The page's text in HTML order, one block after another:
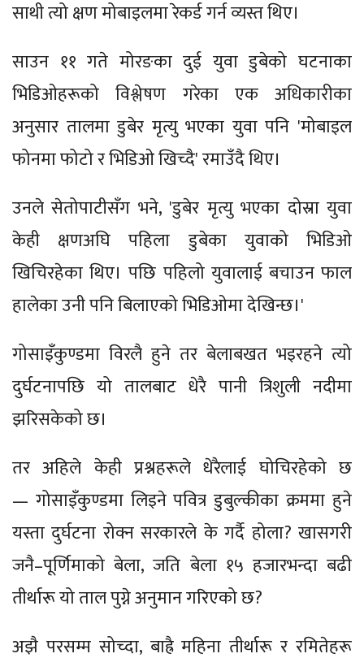
साथी त्यो क्षण मोबाइलमा रेकर्ड गर्न व्यस्त थिए।
साउन ११ गते मोरङका दुई युवा डुबेको घटनाका
भिडिओहरूको विश्लेषण गरेका एक अधिकारीका
अनुसार तालमा डुबेर मृत्यु भएका युवा पनि 'मोबाइल
फोनमा फोटो र भिडिओ खिच्दै' रमाउँदै थिए।
उनले सेतोपाटीसँग भने, 'डुबेर मृत्यु भएका दोस्रा युवा
केही क्षणअघि पहिला डुबेका युवाको भिडिओ
खिचिरहेका थिए। पछि पहिलो युवालाई बचाउन फाल
हालेका उनी पनि बिलाएको भिडिओमा देखिन्छ।'
गोसाइँकुण्डमा विरलै हुने तर बेलाबखत भइरहने त्यो
दुर्घटनापछि यो तालबाट धेरै पानी त्रिशुली नदीमा
झरिसकेको छ।
तर अहिले केही प्रश्नहरूले धेरैलाई घोचिरहेको छ
— गोसाइँकुण्डमा लिइने पवित्र डुबुल्कीका क्रममा हुने
यस्ता दुर्घटना रोक्न सरकारले के गर्दै होला? खासगरी
जनै–पूर्णिमाको बेला, जति बेला १५ हजारभन्दा बढी
तीर्थारू यो ताल पुग्ने अनुमान गरिएको छ?
अझै परसम्म सोच्दा, बाह्रै महिना तीर्थारू र रमितेहरू